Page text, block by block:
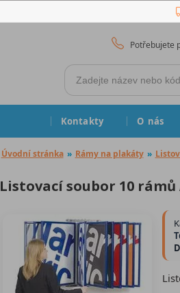
Potřebujete
Kontakty O nás
Úvodní stránka » Rámy na plakáty »
Listovací soubor 10 rámů